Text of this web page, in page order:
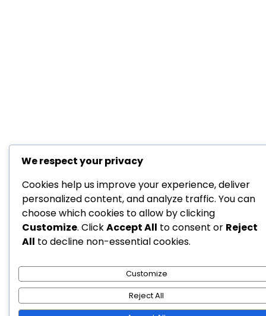
We respect your privacy
Cookies help us improve your experience, deliver
personalized content, and analyze traffic. You can
choose which cookies to allow by clicking
Customize. ClickAccept All to consent or Reject
All to decline non-essential cookies.
Customize
Reject All